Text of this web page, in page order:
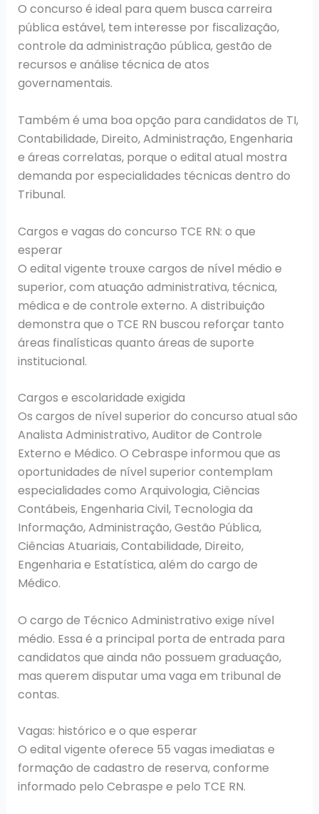
O concurso é ideal para quem busca carreira
pública estável, tem interesse por fiscalização,
controle da administração pública, gestão de
recursos e análise técnica de atos
governamentais.
Também é uma boa opção para candidatos de TI,
Contabilidade, Direito, Administração, Engenharia
e áreas correlatas, porque o edital atual mostra
demanda por especialidades técnicas dentro do
Tribunal.
Cargos e vagas do concurso TCE RN: o que
esperar
O edital vigente trouxe cargos de nível médio e
superior, com atuação administrativa, técnica,
médica e de controle externo. A distribuição
demonstra que o TCE RN buscou reforçar tanto
áreas finalísticas quanto áreas de suporte
institucional.
Cargos e escolaridade exigida
Os cargos de nível superior do concurso atual são
Analista Administrativo, Auditor de Controle
Externo e Médico. O Cebraspe informou que as
oportunidades de nível superior contemplam
especialidades como Arquivologia, Ciências
Contábeis, Engenharia Civil, Tecnologia da
Informação, Administração, Gestão Pública,
Ciências Atuariais, Contabilidade, Direito,
Engenharia e Estatística, além do cargo de
Médico.
O cargo de Técnico Administrativo exige nível
médio. Essa é a principal porta de entrada para
candidatos que ainda não possuem graduação,
mas querem disputar uma vaga em tribunal de
contas.
Vagas: histórico e o que esperar
O edital vigente oferece 55 vagas imediatas e
formação de cadastro de reserva, conforme
informado pelo Cebraspe e pelo TCE RN.